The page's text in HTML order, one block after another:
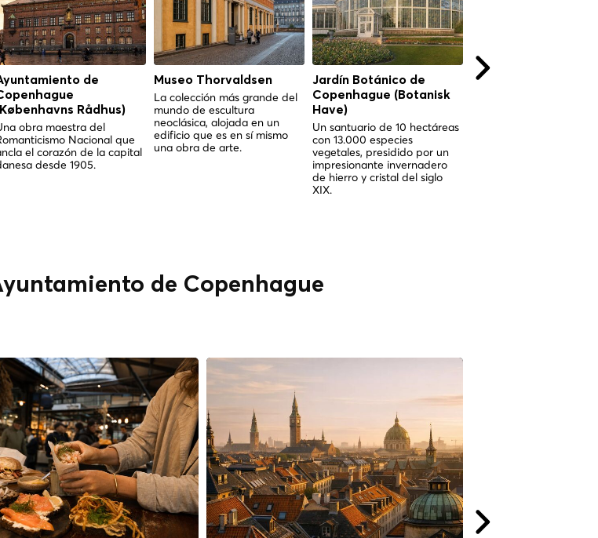
de
Rådhus)
obra maestra del
Nacional que
el corazón de la capital
desde 1905.
Museo Thorvaldsen
La colección más grande del
mundo de escultura
neoclásica, alojada en un
edificio que es en sí mismo
una obra de arte.
Jardín Botánico de
Copenhague (Botanisk
Have)
Un santuario de 10 hectáreas
con 13.000 especies
vegetales, presidido por un
impresionante invernadero
de hierro y cristal del siglo
XIX.
Jardín Botánico de
de Copenhague